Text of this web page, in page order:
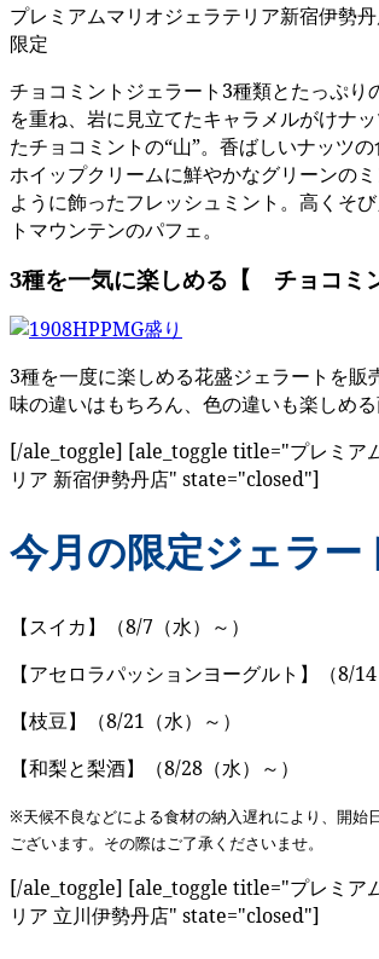
プレミアムマリオジェラテリア新宿伊勢
限定
チョコミントジェラート3種類とたっぷり
を重ね、岩に見立てたキャラメルがけナ
たチョコミントの“山”。香ばしいナッツ
ホイップクリームに鮮やかなグリーンの
ように飾ったフレッシュミント。高くそ
トマウンテンのパフェ。
3種を一気に楽しめる【 チョコミ
3種を一度に楽しめる花盛ジェラートを販
味の違いはもちろん、色の違いも楽しめる
[/ale_toggle] [ale_toggle title="プレミア
リア 新宿伊勢丹店" state="closed"]
今月の限定ジェラ
【スイカ】（8/7（水）～）
【アセロラパッションヨーグルト】（8/14
【枝豆】（8/21（水）～）
【和梨と梨酒】（8/28（水）～）
※天候不良などによる食材の納入遅れにより、開始
ございます。 その際はご了承くださいませ。
[/ale_toggle] [ale_toggle title="プレミア
リア 立川伊勢丹店" state="closed"]